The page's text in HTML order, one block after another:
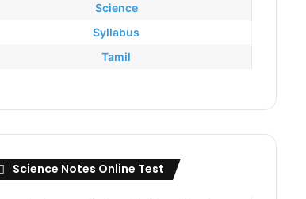
Science
Syllabus
Tamil
Science Notes Online Test